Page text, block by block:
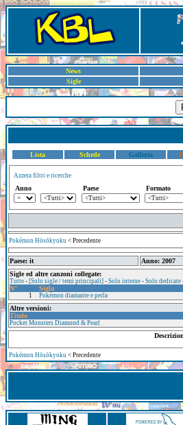
News
Sigle
Lista Schede Galleria
Azzera filtri e ricerche
Anno Paese Formato
Pokémon Hōsōkyoku < Precedente
Paese: it Anno: 2007
Sigle ed altre canzoni collegate:
Tutte - [Solo sigle / temi principali] - Solo interne - Solo dedicate
N° Sigla
1 Pokémon diamante e perla
Altre versioni:
Titolo
Pocket Monsters Diamond & Pearl
Pokémon Hōsōkyoku < Precedente